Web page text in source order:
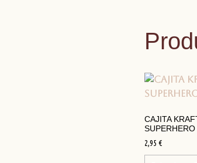
CAJITA
2,95 €